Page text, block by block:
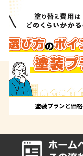
塗装プランと価格